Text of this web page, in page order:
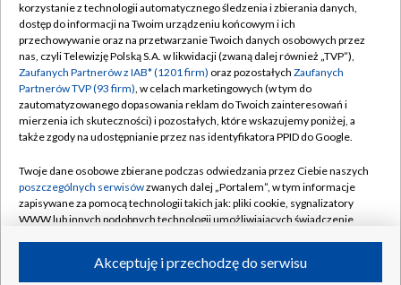
TVP
Abonament TVP
Emisja w TVP
Centrum informacji TVP
Naziemna Telewizja Cyfrowa
Rada Programowa
System NOS
Informacje o nadawcy
Program dla prasy
Regulamin TVP
Polityka prywatności
Moje zgody
Pomoc
Kontakt
Kanały
korzystanie z technologii automatycznego śledzenia i zbierania danych,
dostęp do informacji na Twoim urządzeniu końcowym i ich
przechowywanie oraz na przetwarzanie Twoich danych osobowych przez
nas, czyli Telewizję Polską S.A. w likwidacji (zwaną dalej również „TVP”),
Zaufanych Partnerów z IAB* (1201 firm) oraz pozostałych Zaufanych
Partnerów TVP (93 firm), w celach marketingowych (w tym do
zautomatyzowanego dopasowania reklam do Twoich zainteresowań i
mierzenia ich skuteczności) i pozostałych, które wskazujemy poniżej, a
także zgody na udostępnianie przez nas identyfikatora PPID do Google.
Twoje dane osobowe zbierane podczas odwiedzania przez Ciebie naszych
poszczególnych serwisówzwanych dalej „Portalem”, w tym informacje
zapisywane za pomocą technologii takich jak: pliki cookie, sygnalizatory
WWW lub innych podobnych technologii umożliwiających świadczenie
ruchu w Internecie.Akceptuję i przechodzę do serwisu